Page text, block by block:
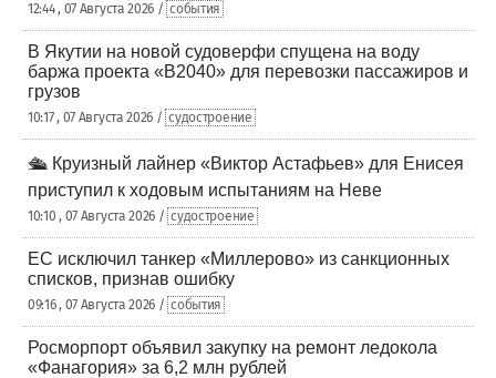
12:44 , 07 Августа 2026 / события
В Якутии на новой судоверфи спущена на воду
баржа проекта «В2040» для перевозки пассажиров и
грузов
10:17 , 07 Августа 2026 / судостроение
🛳️ Круизный лайнер «Виктор Астафьев» для Енисея
приступил к ходовым испытаниям на Неве
10:10 , 07 Августа 2026 / судостроение
ЕС исключил танкер «Миллерово» из санкционных
списков, признав ошибку
09:16 , 07 Августа 2026 / события
Росморпорт объявил закупку на ремонт ледокола
«Фанагория» за 6,2 млн рублей